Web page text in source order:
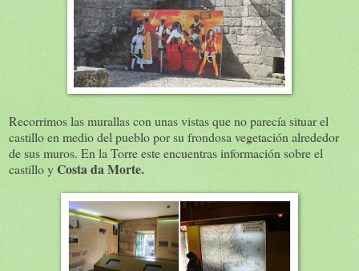
Recorrimos las murallas con unas vistas que no parecía situar el
castillo en medio del pueblo por su frondosa vegetación alrededor
de sus muros. En la Torre este encuentras información sobre el
castillo yCosta da Morte.